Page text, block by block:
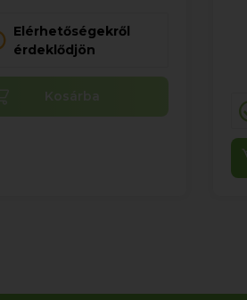
Elérhetőségekről
érdeklődjön
Kosárba